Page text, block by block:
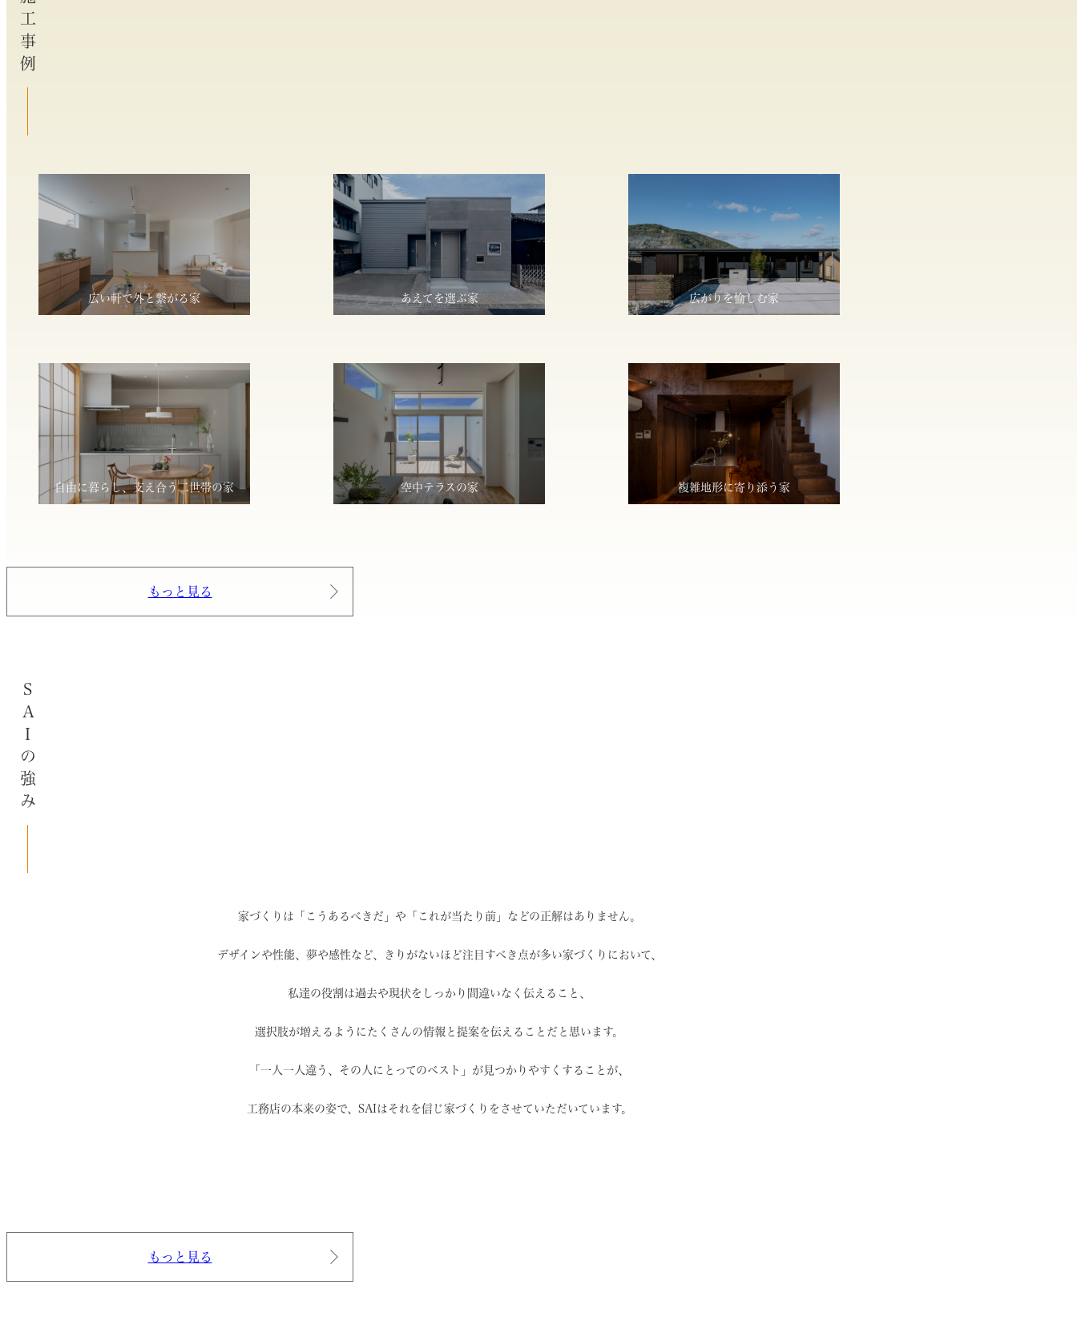
施工事例
広い軒で外と繋がる家 あえてを選ぶ家 広がりを愉しむ家
自由に暮らし、支え合う二世帯の家 空中テラスの家 複雑地形に寄り添う家
もっと見る
SAIの強み
家づくりは「こうあるべきだ」や 「これが当たり前」などの正解はありません。
デザインや性能、夢や感性など、 きりがないほど注目すべき点が多い家づくりにおいて、
私達の役割は過去や現状を しっかり間違いなく伝えること、
選択肢が増えるように たくさんの情報と提案を伝えることだと思います。
「一人一人違う、その人にとってのベスト」 が見つかりやすくすることが、
工務店の本来の姿で、 SAIはそれを信じ家づくりをさせていただいています。
もっと見る